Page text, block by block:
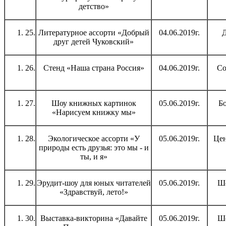
детство»
25. Литературное ассорти «Добрый
друг детей Чуковский»
04.06.2019г.
26. Стенд «Наша страна Россия» 04.06.2019г.
27.
Шоу книжных картинок
«Нарисуем книжку мы»
05.06.2019г.
28.
Экологическое ассорти «У
природы есть друзья: это мы - и
ты, и я»
05.06.2019г.
29. Эрудит-шоу для юных читателей
«Здравствуй, лето!»
05.06.2019г.
30.
Выставка-викторина «Давайте
05.06.2019г.